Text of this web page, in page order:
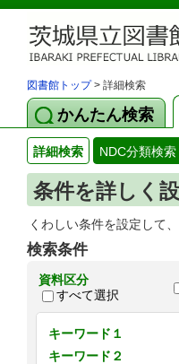
図書館トップ> 詳細検索
かんたん検索
詳細検索 NDC分類検索
条件を詳しく
くわしい条件を設定して
検索条件
資料区分
すべて選択
キーワード１
キーワード２